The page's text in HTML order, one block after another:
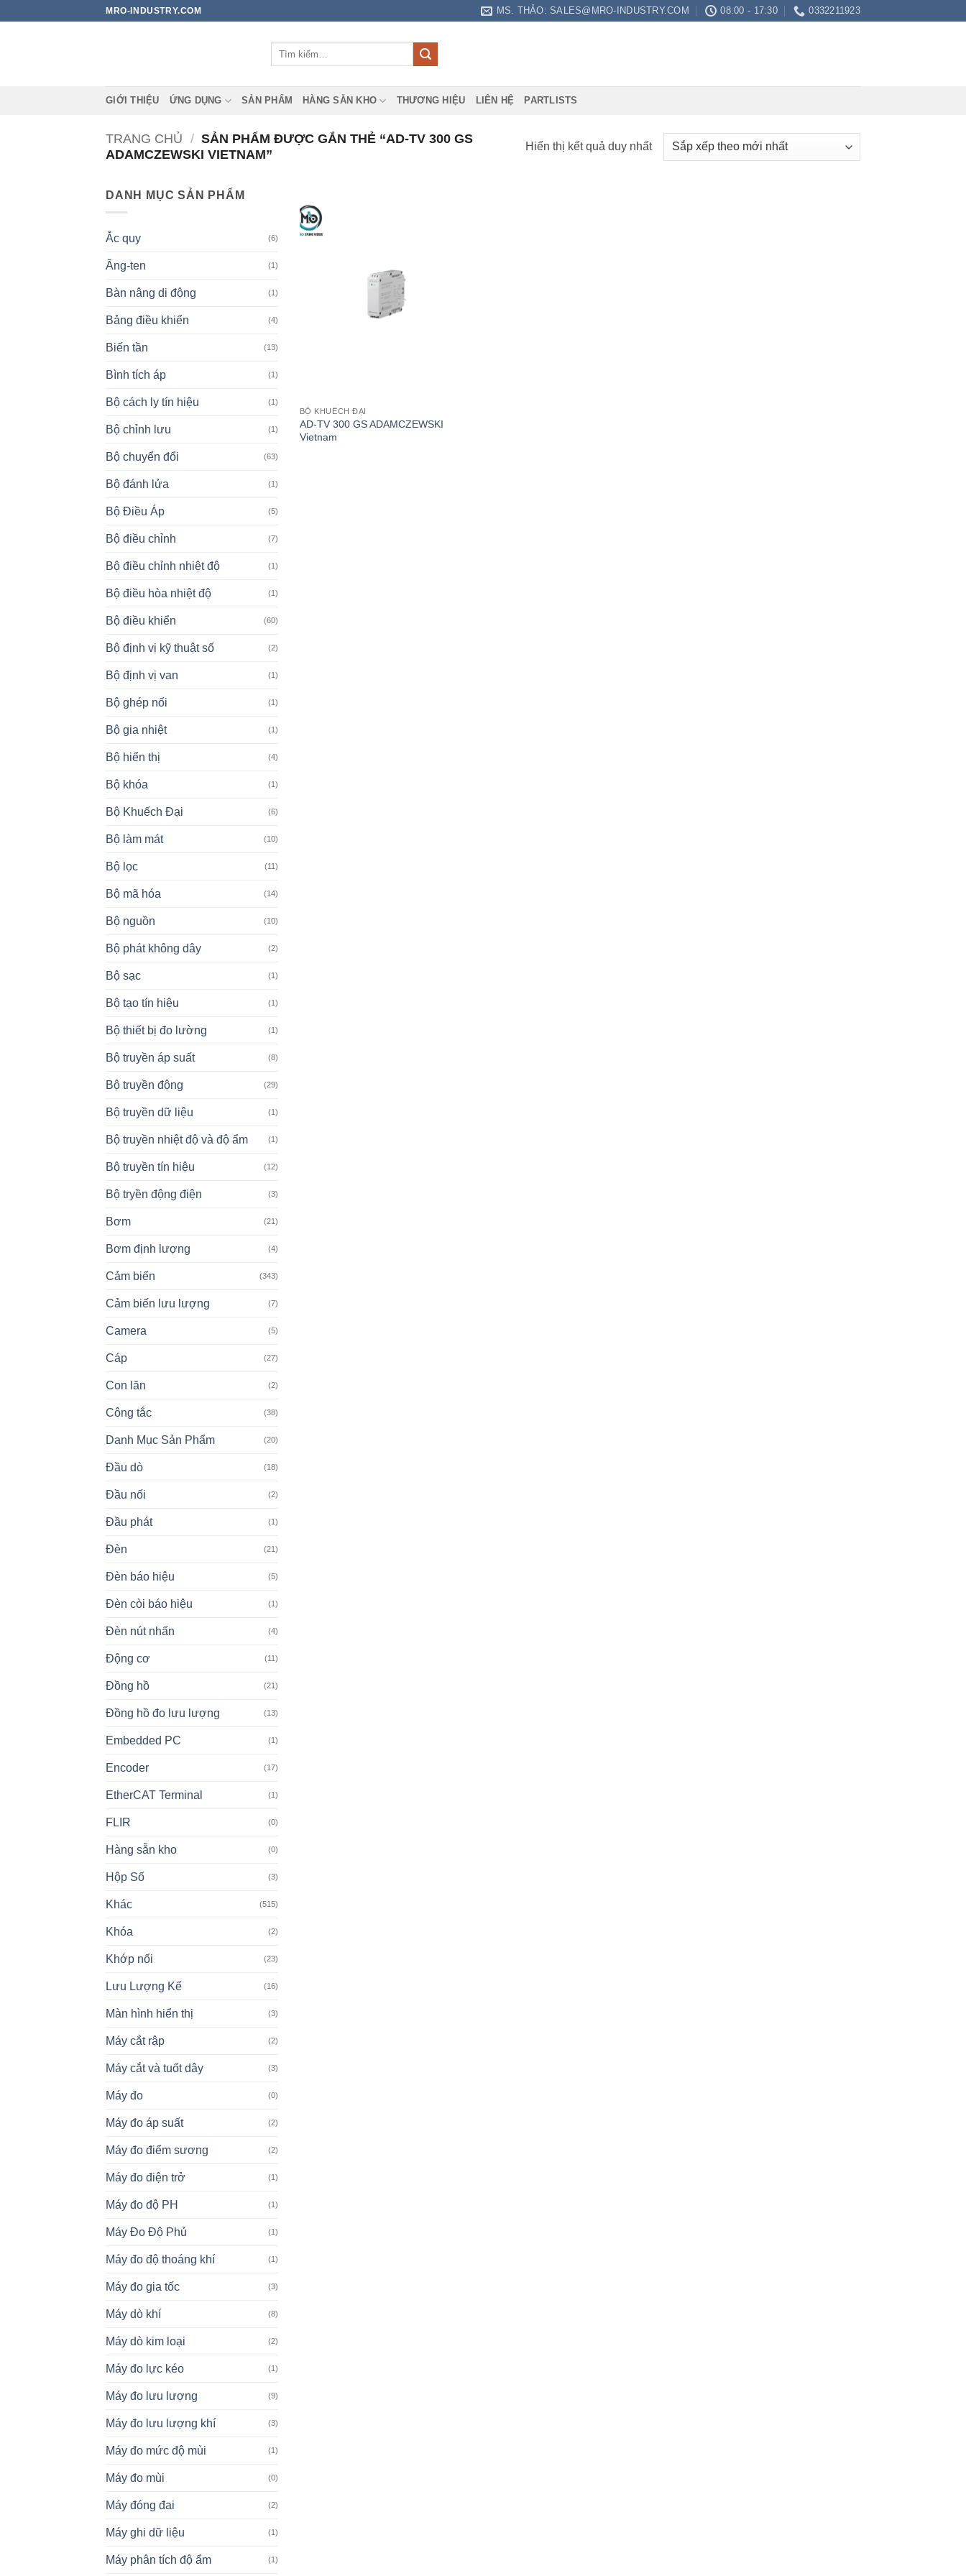
MRO-INDUSTRY.COM MS. THẢO: SALES@MRO-INDUSTRY.COM 08:00 - 17:30 0332211923
GIỚI THIỆU ỨNG DỤNG SẢN PHẨM HÀNG SẴN KHO THƯƠNG HIỆU LIÊN HỆ PARTLISTS
TRANG CHỦ / SẢN PHẨM ĐƯỢC GẮN THẺ “AD-TV 300 GS
ADAMCZEWSKI VIETNAM”
Hiển thị kết quả duy nhất
DANH MỤC SẢN PHẨM
Ắc quy (6)
Ăng-ten (1)
Bàn nâng di động (1)
Bảng điều khiển (4)
Biến tần (13)
Bình tích áp (1)
Bộ cách ly tín hiệu (1)
Bộ chỉnh lưu (1)
Bộ chuyển đổi (63)
Bộ đánh lửa (1)
Bộ Điều Áp (5)
Bộ điều chỉnh (7)
Bộ điều chỉnh nhiệt độ (1)
Bộ điều hòa nhiệt độ (1)
Bộ điều khiển (60)
Bộ định vị kỹ thuật số (2)
Bộ định vị van (1)
Bộ ghép nối (1)
Bộ gia nhiệt (1)
Bộ hiển thị (4)
Bộ khóa (1)
Bộ Khuếch Đại (6)
Bộ làm mát (10)
Bộ lọc (11)
Bộ mã hóa (14)
Bộ nguồn (10)
Bộ phát không dây (2)
Bộ sạc (1)
Bộ tạo tín hiệu (1)
Bộ thiết bị đo lường (1)
Bộ truyền áp suất (8)
Bộ truyền động (29)
Bộ truyền dữ liệu (1)
Bộ truyền nhiệt độ và độ ẩm (1)
Bộ truyền tín hiệu (12)
Bộ tryền động điện (3)
Bơm (21)
Bơm định lượng (4)
Cảm biến (343)
Cảm biến lưu lượng (7)
Camera (5)
Cáp (27)
Con lăn (2)
Công tắc (38)
Danh Mục Sản Phẩm (20)
Đầu dò (18)
Đầu nối (2)
Đầu phát (1)
Đèn (21)
Đèn báo hiệu (5)
Đèn còi báo hiệu (1)
Đèn nút nhấn (4)
Động cơ (11)
Đồng hồ (21)
Đồng hồ đo lưu lượng (13)
Embedded PC (1)
Encoder (17)
EtherCAT Terminal (1)
FLIR (0)
Hàng sẵn kho (0)
Hộp Số (3)
Khác (515)
Khóa (2)
Khớp nối (23)
Lưu Lượng Kế (16)
Màn hình hiển thị (3)
Máy cắt rập (2)
Máy cắt và tuốt dây (3)
Máy đo (0)
Máy đo áp suất (2)
Máy đo điểm sương (2)
Máy đo điện trở (1)
Máy đo độ PH (1)
Máy Đo Độ Phủ (1)
Máy đo độ thoáng khí (1)
Máy đo gia tốc (3)
Máy dò khí (8)
Máy dò kim loại (2)
Máy đo lực kéo (1)
Máy đo lưu lượng (9)
Máy đo lưu lượng khí (3)
Máy đo mức độ mùi (1)
Máy đo mùi (0)
Máy đóng đai (2)
Máy ghi dữ liệu (1)
Máy phân tích độ ẩm (1)
BỘ KHUẾCH ĐẠI
AD-TV 300 GS ADAMCZEWSKI
Vietnam